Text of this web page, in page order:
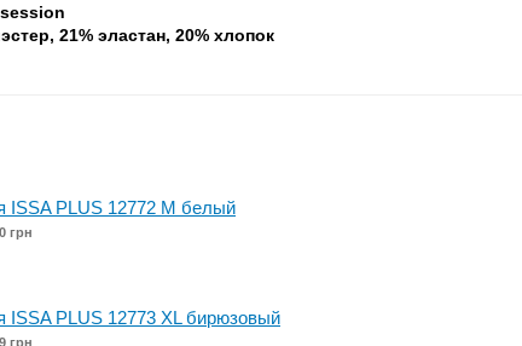
21% эластан, 20% хлопок
ISSA PLUS 12772 M белый
грн
ISSA PLUS 12773 XL бирюзовый
грн